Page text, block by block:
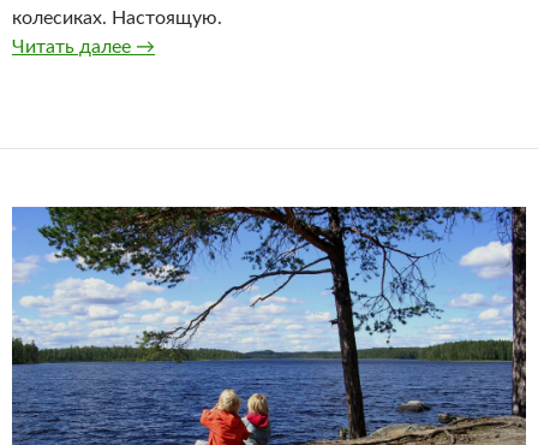
колесиках. Настоящую.
Читать далее Баланс
→